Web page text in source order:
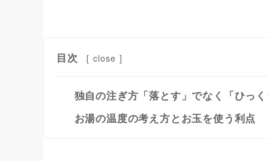
目次 [ close ]
独自の注ぎ方「落とす」でなく「ひっ
お湯の温度の考え方とお玉を使う利点